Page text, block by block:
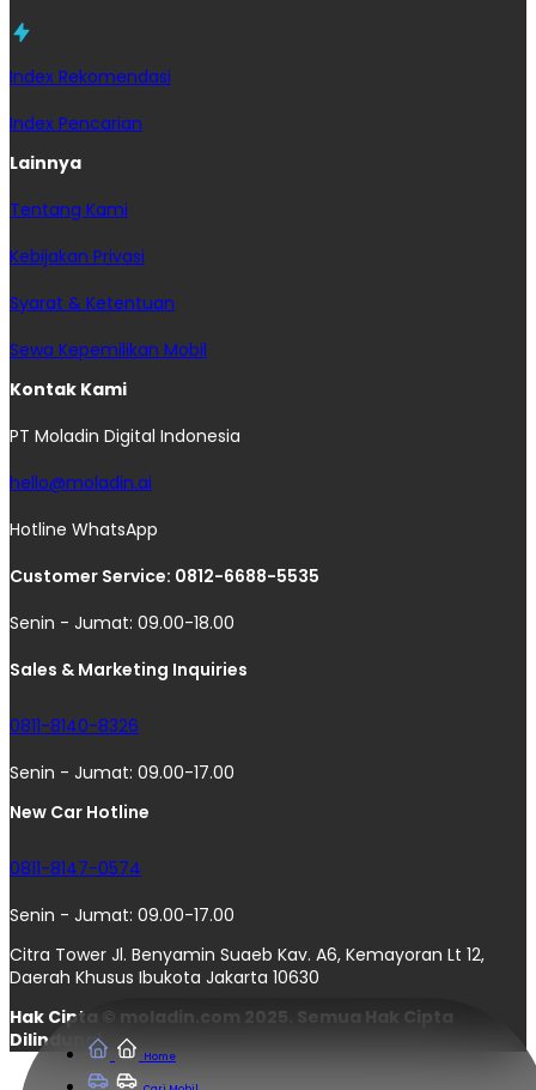
Home
Index Rekomendasi
Index Pencarian
Lainnya
Tentang Kami
Kebijakan Privasi
Syarat & Ketentuan
Sewa Kepemilikan Mobil
Kontak Kami
PT Moladin Digital Indonesia
hello@moladin.ai
Hotline WhatsApp
Customer Service: 0812-6688-5535
Senin - Jumat: 09.00-18.00
Sales & Marketing Inquiries
0811-8140-8326
Senin - Jumat: 09.00-17.00
New Car Hotline
0811-8147-0574
Senin - Jumat: 09.00-17.00
Citra Tower Jl. Benyamin Suaeb Kav. A6, Kemayoran Lt 12,
Daerah Khusus Ibukota Jakarta 10630
Hak Cipta © moladin.com 2025. Semua Hak Cipta
Dilindungi.